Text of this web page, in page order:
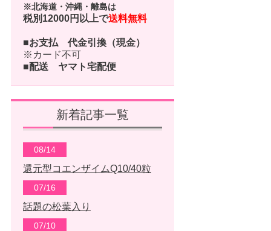
※北海道・沖縄・離島は
税別12000円以上で送料無料
■お支払 代金引換（現金）
※カード不可
■配送 ヤマト宅配便
新着記事一覧
08/14
還元型コエンザイムQ10/40粒
07/16
話題の松葉入り
07/10